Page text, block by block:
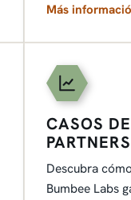
Más
CASOS
PARTNERS
Descubra
Bumbee Labs